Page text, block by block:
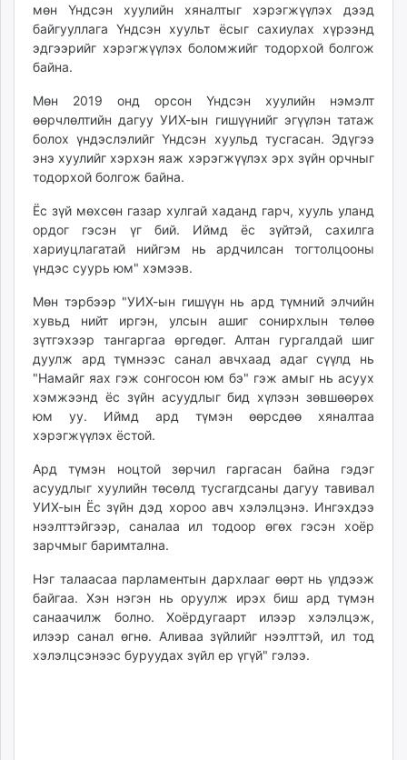
mass.mn
unegui.mn
assa.mn
tac.mn
paparazzi.mn
unread.today
мөн Үндсэн хуулийн хяналтыг хэрэгжүүлэх дээд
байгууллага Үндсэн хуульт ёсыг сахиулах хүрээнд
эдгээрийг хэрэгжүүлэх боломжийг тодорхой болгож
байна.
Мөн 2019 онд орсон Үндсэн хуулийн нэмэлт
өөрчлөлтийн дагуу УИХ-ын гишүүнийг эгүүлэн татаж
болох үндэслэлийг Үндсэн хуульд тусгасан. Эдүгээ
энэ хуулийг хэрхэн яаж хэрэгжүүлэх эрх зүйн орчныг
тодорхой болгож байна.
Ёс зүй мөхсөн газар хулгай хаданд гарч, хууль уланд
ордог гэсэн үг бий. Иймд ёс зүйтэй, сахилга
хариуцлагатай нийгэм нь ардчилсан тогтолцооны
үндэс суурь юм" хэмээв.
Мөн тэрбээр "УИХ-ын гишүүн нь ард түмний элчийн
хувьд нийт иргэн, улсын ашиг сонирхлын төлөө
зүтгэхээр тангаргаа өргөдөг. Алтан гургалдай шиг
дуулж ард түмнээс санал авчхаад адаг сүүлд нь
"Намайг яах гэж сонгосон юм бэ" гэж амыг нь асуух
хэмжээнд ёс зүйн асуудлыг бид хүлээн зөвшөөрөх
юм уу. Иймд ард түмэн өөрсдөө хяналтаа
хэрэгжүүлэх ёстой.
Ард түмэн ноцтой зөрчил гаргасан байна гэдэг
асуудлыг хуулийн төсөлд тусгагдсаны дагуу тавивал
УИХ-ын Ёс зүйн дэд хороо авч хэлэлцэнэ. Ингэхдээ
нээлттэйгээр, саналаа ил тодоор өгөх гэсэн хоёр
зарчмыг баримтална.
Нэг талаасаа парламентын дархлааг өөрт нь үлдээж
байгаа. Хэн нэгэн нь оруулж ирэх биш ард түмэн
санаачилж болно. Хоёрдугаарт илээр хэлэлцэж,
илээр санал өгнө. Аливаа зүйлийг нээлттэй, ил тод
хэлэлцсэнээс буруудах зүйл ер үгүй" гэлээ.